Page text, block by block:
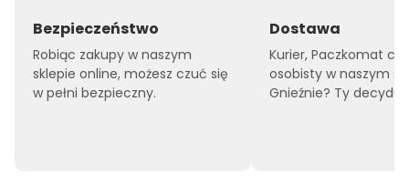
Bezpieczeństwo
Robiąc zakupy w naszym
sklepie online, możesz czuć się
w pełni bezpieczny.
Dostawa
Kurier, Paczkomat
osobisty w naszym
Gnieźnie? Ty